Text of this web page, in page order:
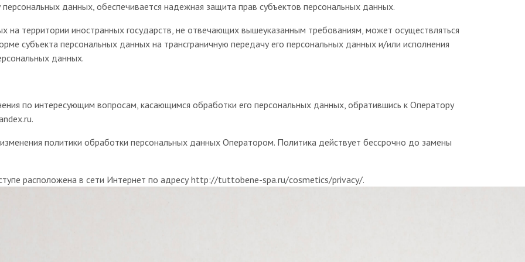
данных, обеспечивается надежная защита прав субъектов персональных данных.
на территории иностранных государств, не отвечающих вышеуказанным требованиям, может осуществляться
субъекта персональных данных на трансграничную передачу его персональных данных и/или исполнения
данных.
по интересующим вопросам, касающимся обработки его персональных данных, обратившись к Оператору
политики обработки персональных данных Оператором. Политика действует бессрочно до замены
расположена в сети Интернет по адресу http://tuttobene-spa.ru/cosmetics/privacy/.